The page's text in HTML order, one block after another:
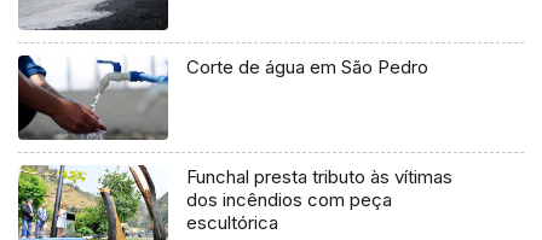
Corte de água em São Pedro
Funchal presta tributo às vítimas
dos incêndios com peça
escultórica